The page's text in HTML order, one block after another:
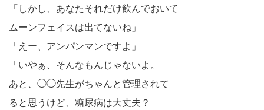
「しかし、あなたそれだけ飲んでおいて
ムーンフェイスは出てないね」
「えー、アンパンマンですよ」
「いやぁ、そんなもんじゃないよ。
あと、◯◯先生がちゃんと管理されて
ると思うけど、糖尿病は大丈夫？